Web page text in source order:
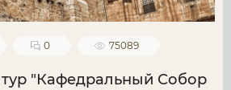
0 75089
"Кафедральный Собор